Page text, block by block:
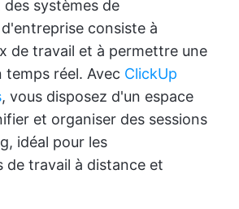
systèmes de
consiste à
de travail et à permettre une
réel. Avec ClickUp
, vous disposez d'un espace
et organiser des sessions
idéal pour les
de travail à distance et